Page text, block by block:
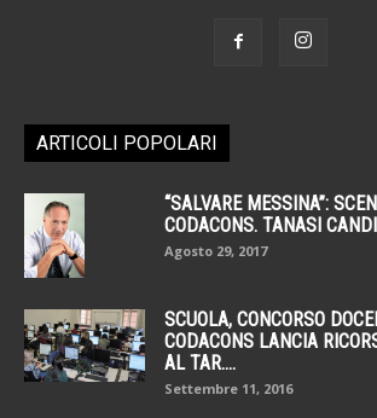
ARTICOLI POPOLARI
“SALVARE MESSINA”:
CODACONS. TANASI
Agosto 29, 2017
SCUOLA, CONCORSO
CODACONS LANCIA
AL TAR....
Settembre 11, 2016